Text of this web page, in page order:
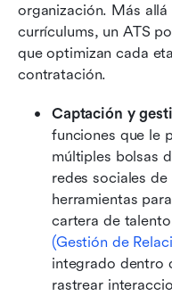
organización. Más
currículums, un ATS
que optimizan cada
contratación.
Captación y
funciones que le
múltiples bolsas
redes sociales
herramientas
cartera de
(Gestión de
integrado dentro
rastrear